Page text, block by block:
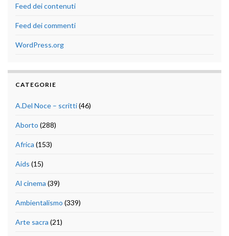
Feed dei contenuti
Feed dei commenti
WordPress.org
CATEGORIE
A.Del Noce – scritti(46)
Aborto (288)
Africa (153)
Aids (15)
Al cinema (39)
Ambientalismo (339)
Arte sacra (21)